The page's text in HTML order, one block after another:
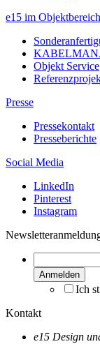
e15 im Objektbereich
Objekt Service
Presse
Pressekontakt
Presseberichte
Social Media
LinkedIn
Pinterest
Instagram
Ich
Kontakt
e15 Design